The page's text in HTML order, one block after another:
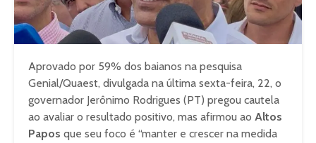
Aprovado por 59% dos baianos na pesquisa
Genial/Quaest, divulgada na última sexta-feira, 22, o
governador Jerônimo Rodrigues (PT) pregou cautela
ao avaliar o resultado positivo, mas afirmou ao Altos
Papos que seu foco é “manter e crescer na medida